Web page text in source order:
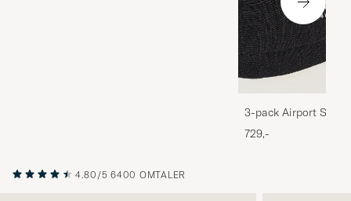
3-pack Airport
Melange
729,-
4.80/5 6400 OMTALER